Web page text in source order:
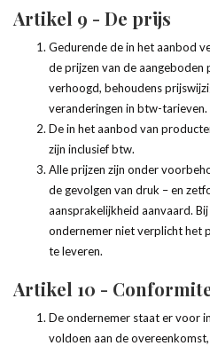
Artikel 9 - De prijs
Gedurende de in het aanbod
de prijzen van de
verhoogd, behoudens
veranderingen in btw-tarieven.
De in het aanbod van
zijn inclusief btw.
Alle prijzen zijn onder
de gevolgen van druk – en
aansprakelijkheid aanvaard.
ondernemer niet verplicht het
te leveren.
Artikel 10 -
De ondernemer staat er voor
voldoen aan de